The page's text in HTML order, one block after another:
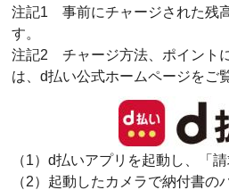
注記1 事前にチャージされた残
す。
注記2 チャージ方法、ポイント
は、d払い公式ホームページをご
（1）d払いアプリを起動し、「
（2）起動したカメラで納付書の